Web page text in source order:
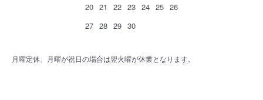
20 21 22 23 24 25 26
27 28 29 30
月曜定休、月曜が祝日の場合は翌火曜が休業となります。